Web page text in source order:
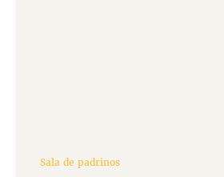
Sala de padrinos